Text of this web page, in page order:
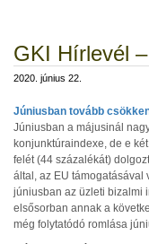
GKI Hírlevél
2020. június 22.
Júniusban tovább
Júniusban a májusinál
konjunktúraindexe, de e
felét (44 százalékát)
által, az EU támogatásával
júniusban az üzleti bizalmi
elsősorban annak a
még folytatódó romlása